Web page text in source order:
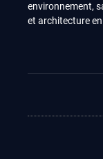
environnement,
et architecture